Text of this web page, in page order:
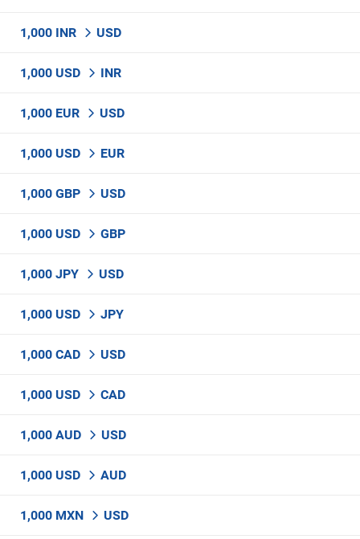
1,000 INR USD
1,000 USD INR
1,000 EUR USD
1,000 USD EUR
1,000 GBP USD
1,000 USD GBP
1,000 JPY USD
1,000 USD JPY
1,000 CAD USD
1,000 USD CAD
1,000 AUD USD
1,000 USD AUD
1,000 MXN USD